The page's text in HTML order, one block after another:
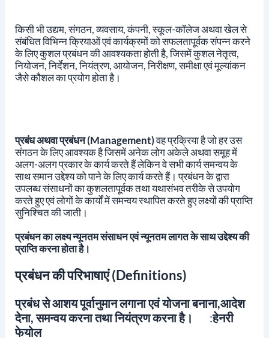
किसी भी उद्यम, संगठन, व्यवसाय, कंपनी, स्कूल-कॉलेज अथवा खेल से
संबंधित विभिन्न क्रियाओं एवं कार्यक्रमों को सफलतापूर्वक संपन्न करने
के लिए कुशल प्रबंधन की आवश्यकता होती है, जिसमें कुशल नेतृत्व,
नियोजन, निर्देशन, नियंत्रण, आयोजन, निरीक्षण, समीक्षा एवं मूल्यांकन
जैसे कौशल का प्रयोग होता है।
प्रबंध अथवा प्रबंधन (Management)वह प्रक्रिया है जो हर उस
संगठन के लिए आवश्यक है जिसमें अनेक लोग अकेले अथवा समूह में
अलग-अलग प्रकार के कार्य करते हैं लेकिन वे सभी कार्य समन्वय के
साथ समान उद्देश्य को पाने के लिए कार्य करते हैं। प्रबंधन के द्वारा
उपलब्ध संसाधनों का कुशलतापूर्वक तथा यथासंभव तरीके से उपयोग
करते हुए एवं लोगों के कार्यों में समन्वय स्थापित करते हुए लक्ष्यों की प्राप्ति
सुनिश्चित की जाती।
प्रबंधन का लक्ष्य न्यूनतम संसाधन एवं न्यूनतम लागत के साथ उद्देश्य की
प्राप्ति करना होता है।
प्रबंधन की परिभाषाएं (Definitions)
प्रबंध से आशय पूर्वानुमान लगाना एवं योजना बनाना,आदेश
देना, समन्वय करना तथा नियंत्रण करना है।
:हेनरी
फेयोल